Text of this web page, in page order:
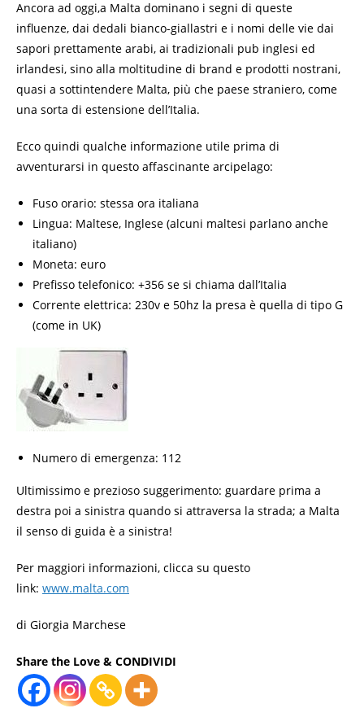
Ancora ad oggi,a Malta dominano i segni di queste
influenze, dai dedali bianco-giallastri e i nomi delle vie dai
sapori prettamente arabi, ai tradizionali pub inglesi ed
irlandesi, sino alla moltitudine di brand e prodotti nostrani,
quasi a sottintendere Malta, più che paese straniero, come
una sorta di estensione dell’Italia.
Ecco quindi qualche informazione utile prima di
avventurarsi in questo affascinante arcipelago:
Fuso orario: stessa ora italiana
Lingua: Maltese, Inglese (alcuni maltesi parlano anche
italiano)
Moneta: euro
Prefisso telefonico: +356 se si chiama dall’Italia
Corrente elettrica: 230v e 50hz la presa è quella di tipo G
(come in UK)
Numero di emergenza: 112
Ultimissimo e prezioso suggerimento: guardare prima a
destra poi a sinistra quando si attraversa la strada; a Malta
il senso di guida è a sinistra!
Per maggiori informazioni, clicca su questo
link: www.malta.com
di Giorgia Marchese
Share the Love & CONDIVIDI